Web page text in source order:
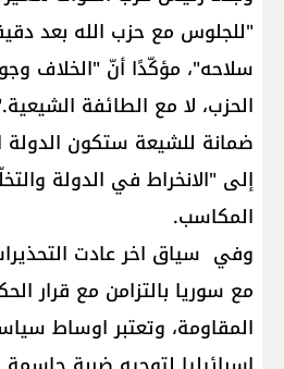
"للجلوس مع حزب الله بعد
سلاحه"، مؤكّدًا أنّ "الخلاف
الحزب، لا مع الطائفة
ضمانة للشيعة ستكون الدولة
إلى "الانخراط في الدولة
المكاسب.
وفي سياق اخر عادت
مع سوريا بالتزامن مع قرار
المقاومة، وتعتبر اوساط